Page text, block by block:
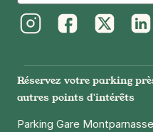
Réservez votre parking
autres points d'intérêts
Parking Gare Montparnasse